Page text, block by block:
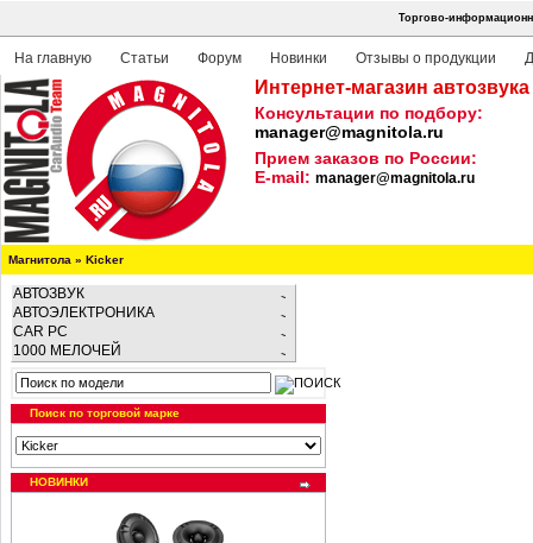
Торгово-
На главную Статьи Форум Новинки Отзывы о продукции
Интернет-магазин
Консультации по подбору:
manager@magnitola.ru
Прием заказов по России:
E-mail: manager@magnitola.ru
Магнитола » Kicker
АВТОЗВУК
АВТОЭЛЕКТРОНИКА
CAR PC
1000 МЕЛОЧЕЙ
Поиск по торговой марке
НОВИНКИ